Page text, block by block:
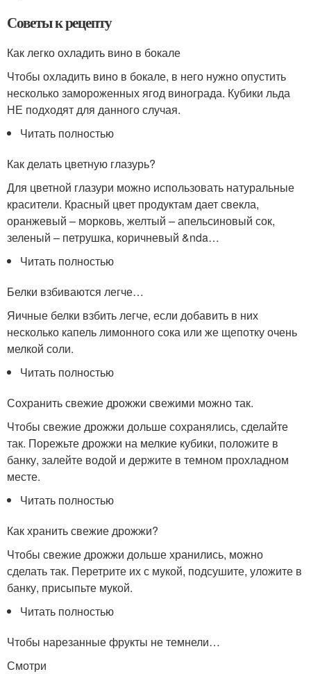
Советы к рецепту
Как легко охладить вино в бокале
Чтобы охладить вино в бокале, в него нужно опустить
несколько замороженных ягод винограда. Кубики льда
НЕ подходят для данного случая.
Читать полностью
Как делать цветную глазурь?
Для цветной глазури можно использовать натуральные
красители. Красный цвет продуктам дает свекла,
оранжевый – морковь, желтый – апельсиновый сок,
зеленый – петрушка, коричневый &nda…
Читать полностью
Белки взбиваются легче…
Яичные белки взбить легче, если добавить в них
несколько капель лимонного сока или же щепотку очень
мелкой соли.
Читать полностью
Сохранить свежие дрожжи свежими можно так.
Чтобы свежие дрожжи дольше сохранялись, сделайте
так. Порежьте дрожжи на мелкие кубики, положите в
банку, залейте водой и держите в темном прохладном
месте.
Читать полностью
Как хранить свежие дрожжи?
Чтобы свежие дрожжи дольше хранились, можно
сделать так. Перетрите их с мукой, подсушите, уложите в
банку, присыпьте мукой.
Читать полностью
Чтобы нарезанные фрукты не темнели…
Смотри